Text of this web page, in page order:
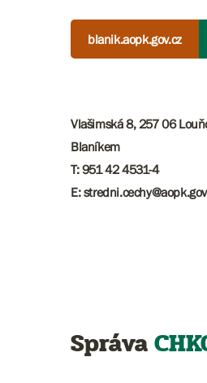
blanik.aopk.gov.cz
Vlašimská 8, 257 06
Blaníkem
T: 951 42 4531-4
E:
Správa